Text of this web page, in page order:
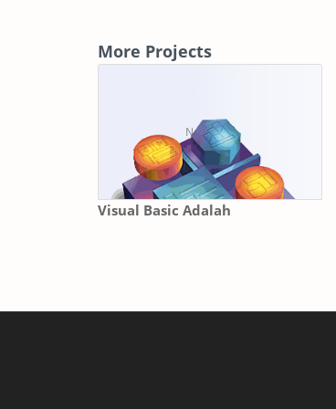
More Projects
Visual Basic Adalah